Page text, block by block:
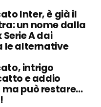
Inter, è già il
un nome dalla
Serie A dai
le alternative
intrigo
e addio
ma può restare…